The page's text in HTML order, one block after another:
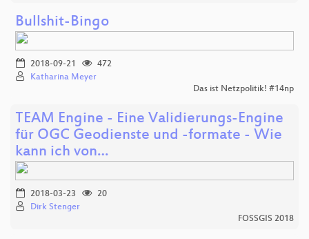
Bullshit-Bingo
2018-09-21
472
Katharina Meyer
Das ist Netzpolitik! #14np
TEAM Engine - Eine Validierungs-Engine
für OGC Geodienste und -formate - Wie
kann ich von…
2018-03-23
20
Dirk Stenger
FOSSGIS 2018